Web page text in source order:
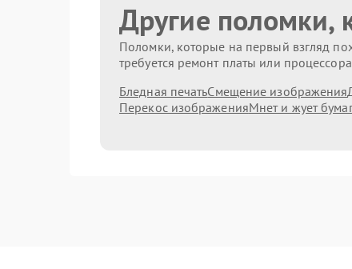
Другие поломки,
Поломки, которые на первый взгляд
требуется ремонт платы или
Бледная печатьСмещение изображения
Перекос изображенияМнет и жует